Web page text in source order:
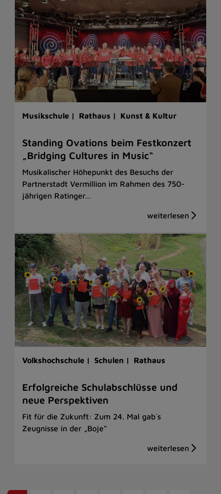
Musikschule | Rathaus | Kunst & Kultur
Standing Ovations beim Festkonzert
„Bridging Cultures in Music“
Musikalischer Höhepunkt des Besuchs der
Partnerstadt Vermillion im Rahmen des 750-
jährigen Ratinger…
Volkshochschule | Schulen | Rathaus
Erfolgreiche Schulabschlüsse und
neue Perspektiven
Fit für die Zukunft: Zum 24. Mal gab´s
Zeugnisse in der „Boje“